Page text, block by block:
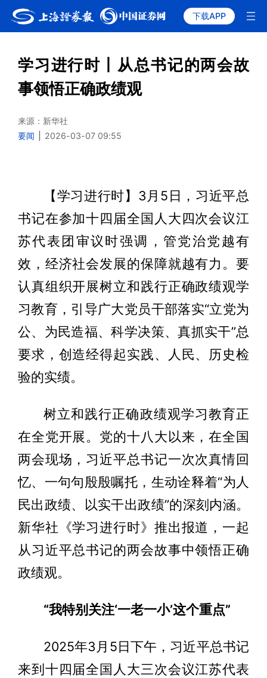
下载APP
学习进行时丨从总书记的两会故
事领悟正确政绩观
来源：新华社
要闻
2026-03-07 09:55
【学习进行时】3月5日，习近平总
书记在参加十四届全国人大四次会议江
苏代表团审议时强调，管党治党越有
效，经济社会发展的保障就越有力。要
认真组织开展树立和践行正确政绩观学
习教育，引导广大党员干部落实“立党为
公、为民造福、科学决策、真抓实干”总
要求，创造经得起实践、人民、历史检
验的实绩。
树立和践行正确政绩观学习教育正
在全党开展。党的十八大以来，在全国
两会现场，习近平总书记一次次真情回
忆、一句句殷殷嘱托，生动诠释着“为人
民出政绩、以实干出政绩”的深刻内涵。
新华社《学习进行时》推出报道，一起
从习近平总书记的两会故事中领悟正确
政绩观。
“我特别关注‘一老一小’这个重点”
2025年3月5日下午，习近平总书记
来到十四届全国人大三次会议江苏代表